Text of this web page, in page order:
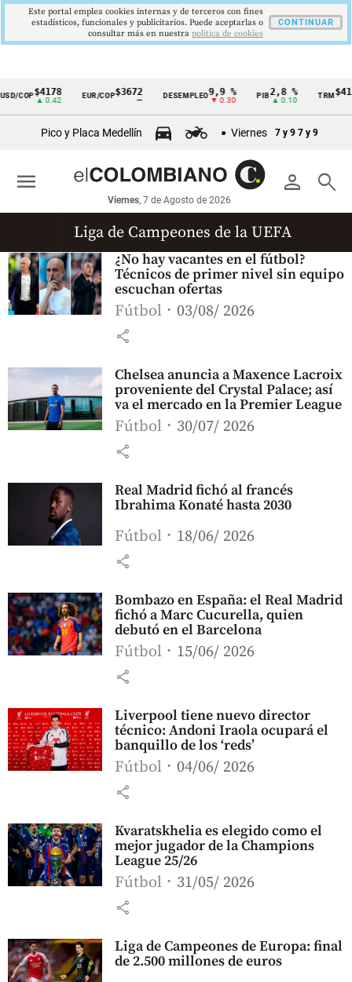
Cintillo
económicos
Colombia
COP$4178
▲ 0.42
EUR/COP$3672
—
DESEMPLEO9,9 %
▼ 0.30
PIB 2,8 %
▲ 0.10
TRM
Pico y Placa Medellín Viernes 7 y 9 7 y 9
person search
Viernes, 7 de Agosto de 2026
menu
Liga de Campeones de la UEFA
¿No hay vacantes en el fútbol?
Técnicos de primer nivel sin equipo
escuchan ofertas
Fútbol 03/08/ 2026
share
Chelsea anuncia a Maxence Lacroix
proveniente del Crystal Palace; así
va el mercado en la Premier League
Fútbol 30/07/ 2026
share
Real Madrid fichó al francés
Ibrahima Konaté hasta 2030
Fútbol 18/06/ 2026
share
Bombazo en España: el Real Madrid
fichó a Marc Cucurella, quien
debutó en el Barcelona
Fútbol 15/06/ 2026
share
Liverpool tiene nuevo director
técnico: Andoni Iraola ocupará el
banquillo de los ‘reds’
Fútbol 04/06/ 2026
share
Kvaratskhelia es elegido como el
mejor jugador de la Champions
League 25/26
Fútbol 31/05/ 2026
share
Liga de Campeones de Europa: final
de 2.500 millones de euros
Este portal emplea cookies internas y de terceros con fines
estadísticos, funcionales y publicitarios. Puede aceptarlas o
consultar más en nuestra politica de cookies
CONTINUAR